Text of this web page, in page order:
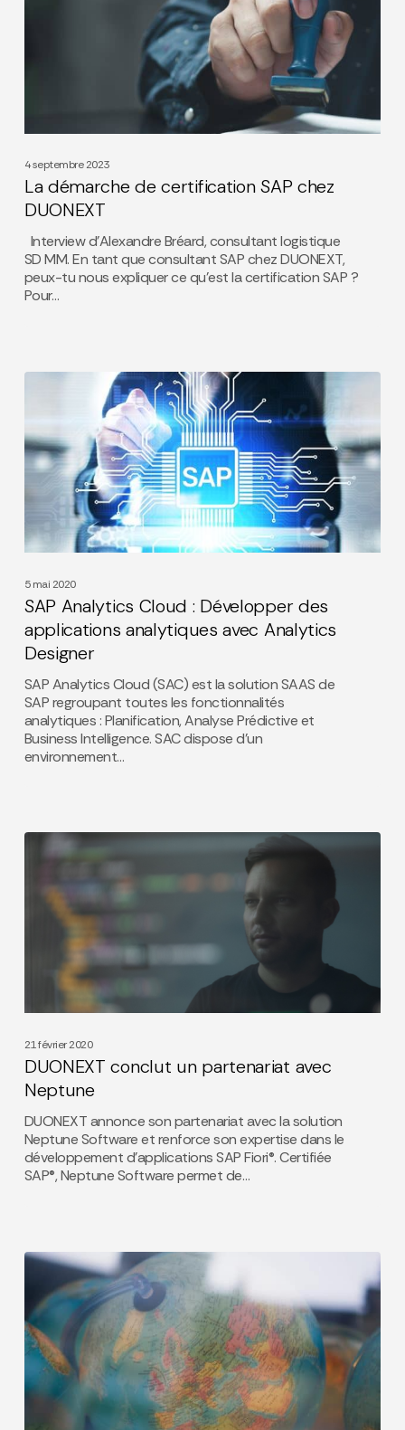
4 septembre 2023
La démarche de certification SAP chez
DUONEXT
Interview d'Alexandre Bréard, consultant logistique
SD MM. En tant que consultant SAP chez DUONEXT,
peux-tu nous expliquer ce qu'est la certification SAP ?
Pour…
SAP
:
Développer
applications
analytiques
avec
Analytics
Designer
5 mai 2020
SAP Analytics Cloud : Développer des
applications analytiques avec Analytics
Designer
SAP Analytics Cloud (SAC) est la solution SAAS de
SAP regroupant toutes les fonctionnalités
analytiques : Planification, Analyse Prédictive et
Business Intelligence. SAC dispose d’un
environnement…
DUONEXT
conclut
partenariat
avec
Neptune
21 février 2020
DUONEXT conclut un partenariat avec
Neptune
DUONEXT annonce son partenariat avec la solution
Neptune Software et renforce son expertise dans le
développement d’applications SAP Fiori®. Certifiée
SAP®, Neptune Software permet de…
Membre
Global
Compact
des
Nations
Unies